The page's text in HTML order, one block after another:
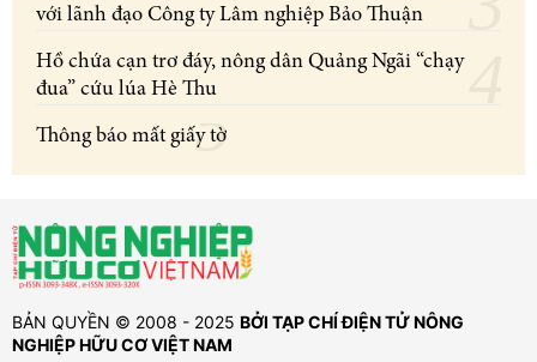
với lãnh đạo Công ty Lâm nghiệp Bảo Thuận
Hồ chứa cạn trơ đáy, nông dân Quảng Ngãi “chạy
đua” cứu lúa Hè Thu
Thông báo mất giấy tờ
BẢN QUYỀN © 2008 - 2025 BỞI TẠP CHÍ ĐIỆN TỬ NÔNG
NGHIỆP HỮU CƠ VIỆT NAM